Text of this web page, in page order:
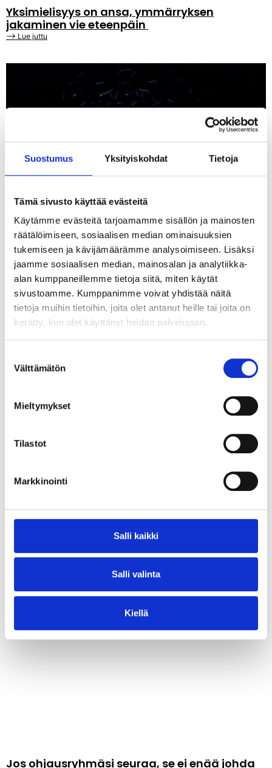
Suostumus Yksityiskohdat Tietoja
Tämä sivusto käyttää evästeitä
Käytämme evästeitä tarjoamamme sisällön ja mainosten
räätälöimiseen, sosiaalisen median ominaisuuksien
tukemiseen ja kävijämäärämme analysoimiseen. Lisäksi
jaamme sosiaalisen median, mainosalan ja analytiikka-
alan kumppaneillemme tietoja siitä, miten käytät
sivustoamme. Kumppanimme voivat yhdistää näitä
tietoja muihin tietoihin, joita olet antanut heille tai joita on
kerätty, kun olet käyttänyt heidän palvelujaan.
valinta
Välttämätön
Mieltymykset
Tilastot
Markkinointi
Salli kaikki
Salli valinta
Kiellä
Yksimielisyys on ansa, ymmärryksen
jakaminen vie eteenpäin
⟶ Lue juttu
agentti vaan paras orkestrointi
Jos ohjausryhmäsi seuraa, se ei enää johda